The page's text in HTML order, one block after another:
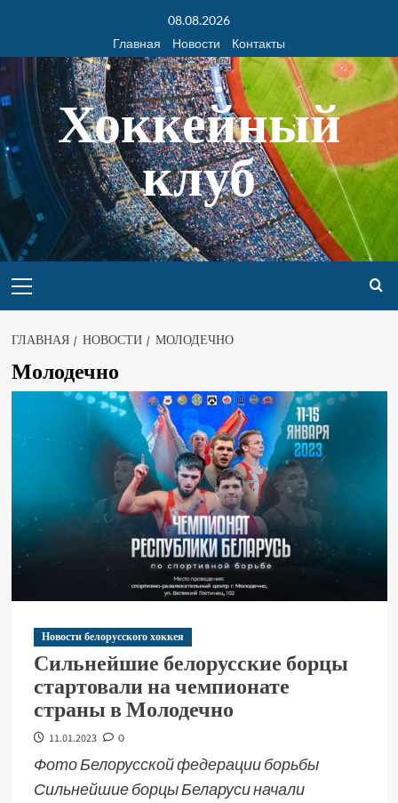
08.08.2026
Главная
Новости Контакты
Хоккейный
клуб
ГЛАВНАЯ НОВОСТИ МОЛОДЕЧНО
Молодечно
Новости белорусского хоккея
Сильнейшие белорусские борцы
стартовали на чемпионате
страны в Молодечно
11.01.2023 0
Фото Белорусской федерации борьбы
Сильнейшие борцы Беларуси начали